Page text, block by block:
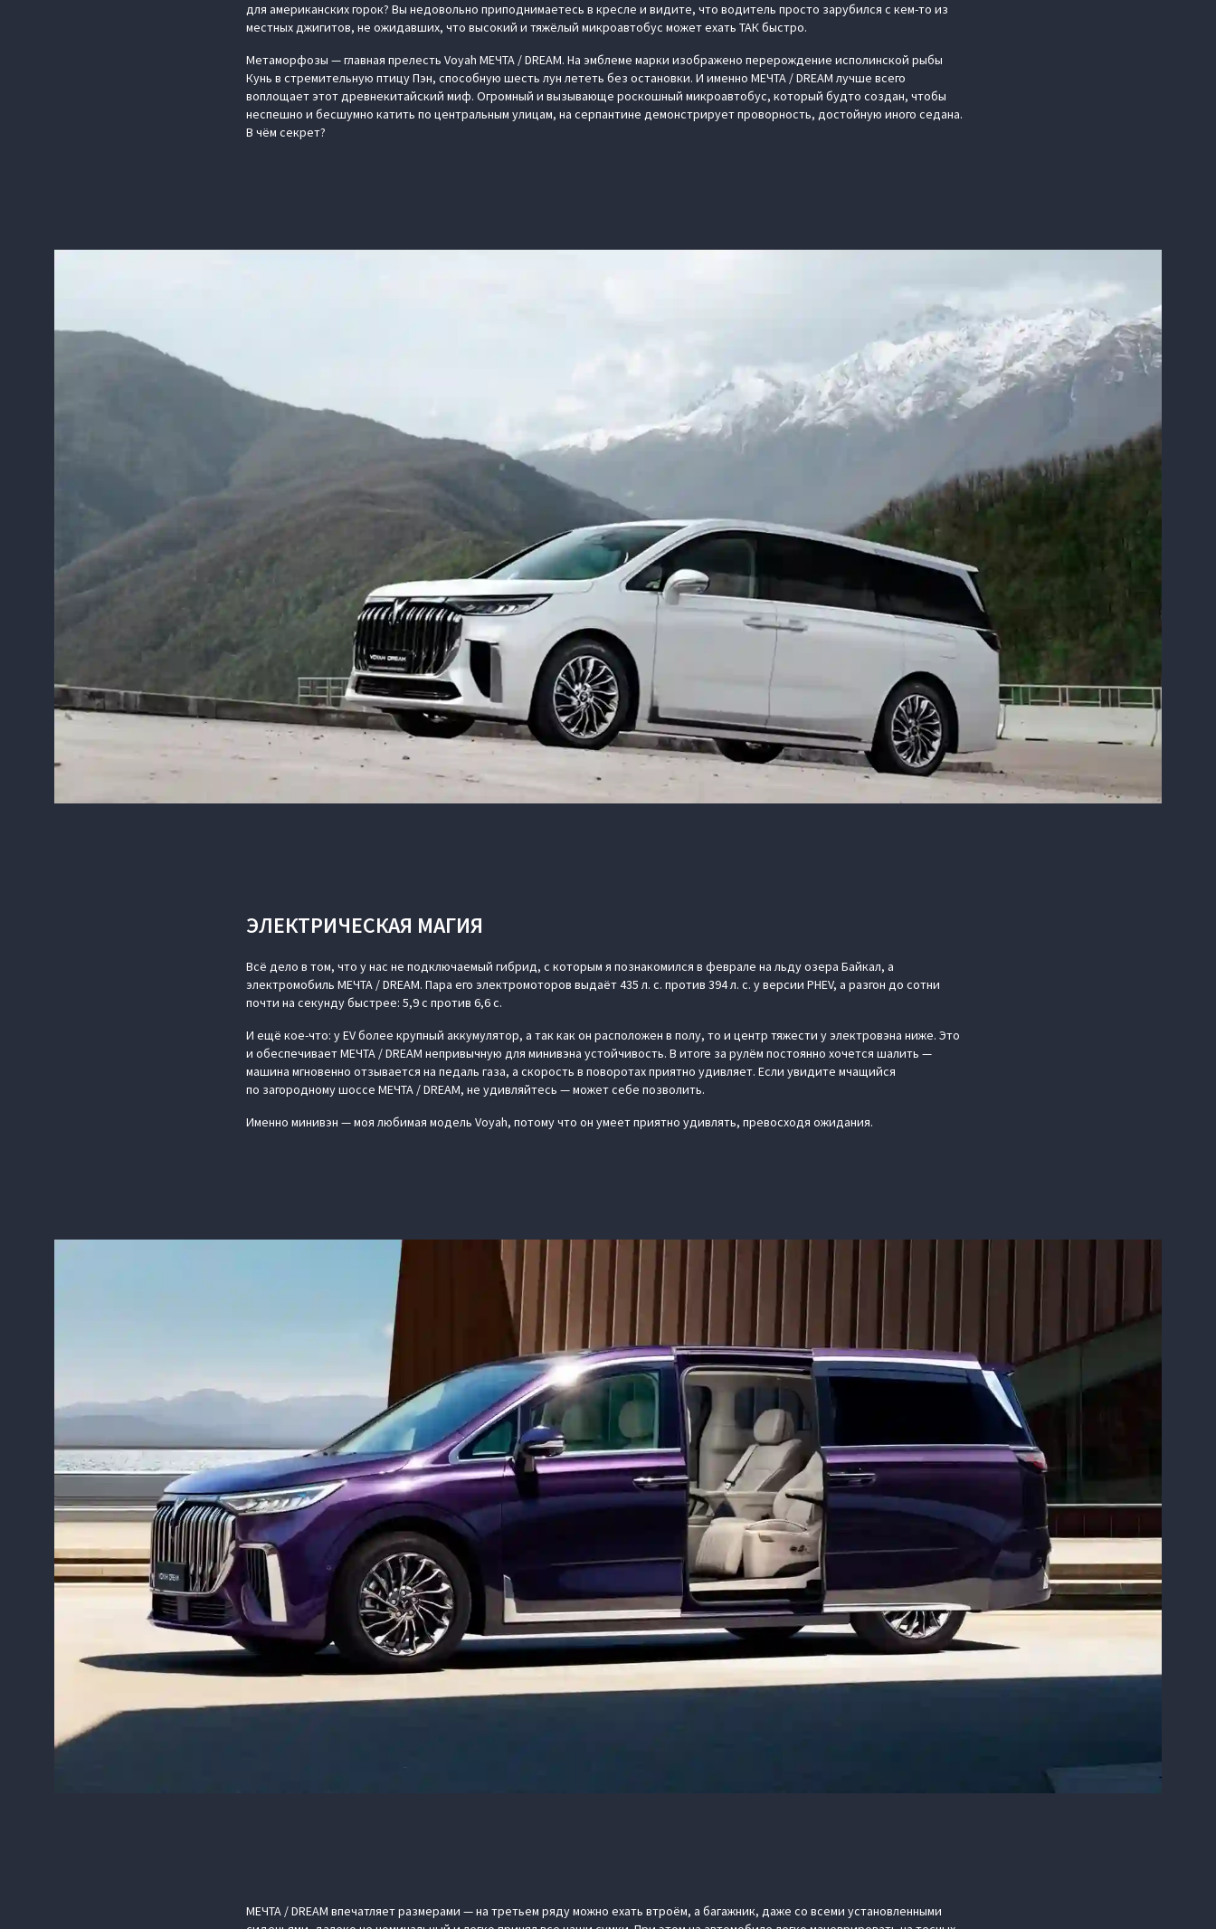
для американских горок? Вы недовольно приподнимаетесь в кресле и видите, что водитель просто зарубился с кем-то из
местных джигитов, не ожидавших, что высокий и тяжёлый микроавтобус может ехать ТАК быстро.
Метаморфозы — главная прелесть Voyah МЕЧТА / DREAM. На эмблеме марки изображено перерождение исполинской рыбы
Кунь в стремительную птицу Пэн, способную шесть лун лететь без остановки. И именно МЕЧТА / DREAM лучше всего
воплощает этот древнекитайский миф. Огромный и вызывающе роскошный микроавтобус, который будто создан, чтобы
неспешно и бесшумно катить по центральным улицам, на серпантине демонстрирует проворность, достойную иного седана.
В чём секрет?
ЭЛЕКТРИЧЕСКАЯ МАГИЯ
Всё дело в том, что у нас не подключаемый гибрид, с которым я познакомился в феврале на льду озера Байкал, а
электромобиль МЕЧТА / DREAM. Пара его электромоторов выдаёт 435 л. с. против 394 л. с. у версии PHEV, а разгон до сотни
почти на секунду быстрее: 5,9 с против 6,6 с.
И ещё кое-что: у EV более крупный аккумулятор, а так как он расположен в полу, то и центр тяжести у электровэна ниже. Это
и обеспечивает МЕЧТА / DREAM непривычную для минивэна устойчивость. В итоге за рулём постоянно хочется шалить —
машина мгновенно отзывается на педаль газа, а скорость в поворотах приятно удивляет. Если увидите мчащийся
по загородному шоссе МЕЧТА / DREAM, не удивляйтесь — может себе позволить.
Именно минивэн — моя любимая модель Voyah, потому что он умеет приятно удивлять, превосходя ожидания.
МЕЧТА / DREAM впечатляет размерами — на третьем ряду можно ехать втроём, а багажник, даже со всеми установленными